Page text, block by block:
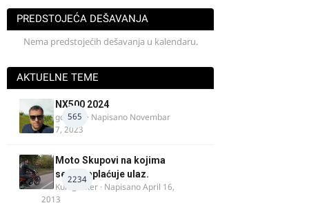
PREDSTOJEĆA DEŠAVANJA
Nema predstojećih dešavanja u kalendaru.
AKTUELNE TEME
565
NX500 2024
godovic · Napisano Novembar
7, 2023
2234
Moto Skupovi na kojima
se ne naplaćuje ulaz.
Kum_Mixer · NapisanoApril 16,
2013